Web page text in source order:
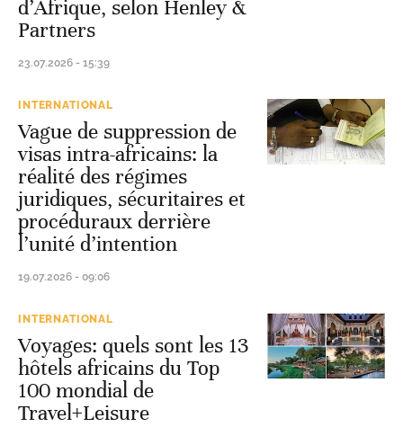
d’Afrique, selon Henley &
Partners
23.07.2026 - 15:39
INTERNATIONAL
Vague de suppression de
visas intra-africains: la
réalité des régimes
juridiques, sécuritaires et
procéduraux derrière
l’unité d’intention
19.07.2026 - 09:06
INTERNATIONAL
Voyages: quels sont les 13
hôtels africains du Top
100 mondial de
Travel+Leisure